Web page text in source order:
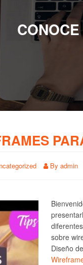
By admin
sobre
Diseño